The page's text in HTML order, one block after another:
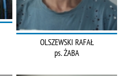
OLSZEWSKI RAFAŁ
ps. ŻABA